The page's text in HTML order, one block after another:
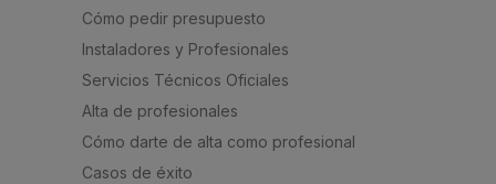
Cómo pedir presupuesto
Instaladores y Profesionales
Servicios Técnicos Oficiales
Alta de profesionales
Cómo darte de alta como profesional
Casos de éxito